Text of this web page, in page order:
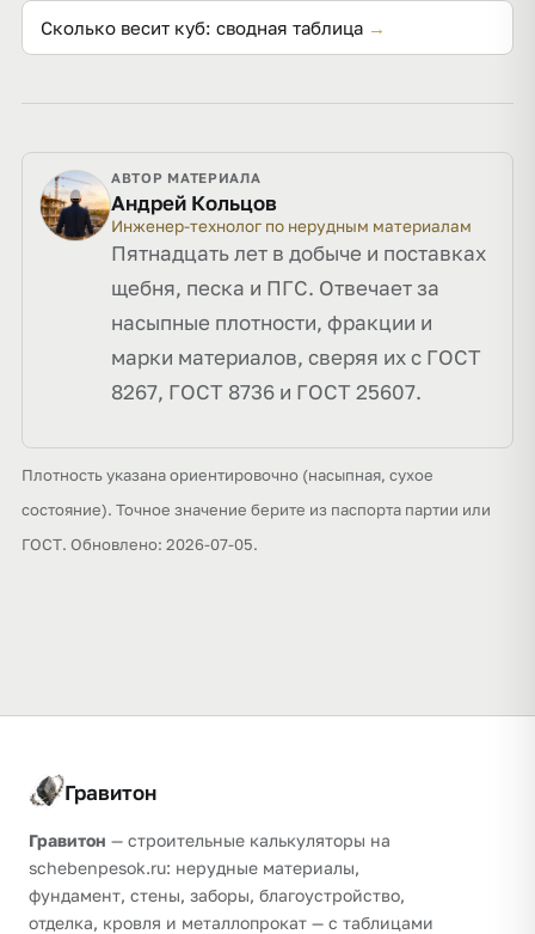
Сколько весит куб: сводная таблица →
АВТОР МАТЕРИАЛА
Андрей Кольцов
Инженер-технолог по нерудным материалам
Пятнадцать лет в добыче и поставках
щебня, песка и ПГС. Отвечает за
насыпные плотности, фракции и
марки материалов, сверяя их с ГОСТ
8267, ГОСТ 8736 и ГОСТ 25607.
Плотность указана ориентировочно (насыпная, сухое
состояние). Точное значение берите из паспорта партии или
ГОСТ. Обновлено: 2026-07-05.
Гравитон
Гравитон — строительные калькуляторы на
schebenpesok.ru: нерудные материалы,
фундамент, стены, заборы, благоустройство,
отделка, кровля и металлопрокат — с таблицами